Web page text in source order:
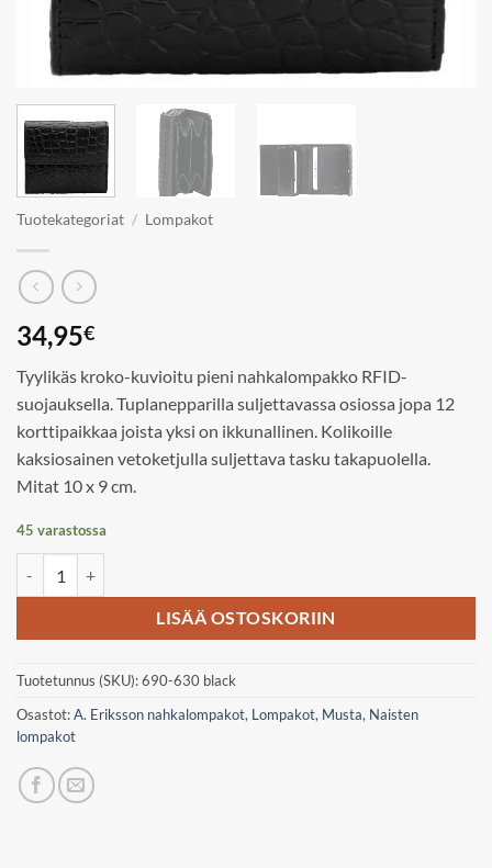
Tuotekategoriat / Lompakot
34,95€
Tyylikäs kroko-kuvioitu pieni nahkalompakko RFID-
suojauksella. Tuplanepparilla suljettavassa osiossa jopa 12
korttipaikkaa joista yksi on ikkunallinen. Kolikoille
kaksiosainen vetoketjulla suljettava tasku takapuolella.
Mitat 10 x 9 cm.
45 varastossa
LISÄÄ OSTOSKORIIN
Tuotetunnus (SKU):690-630 black
Osastot:A. Eriksson nahkalompakot, Lompakot, Musta, Naisten
lompakot